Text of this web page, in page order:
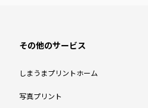
その他のサービス
しまうまプリントホーム
写真プリント